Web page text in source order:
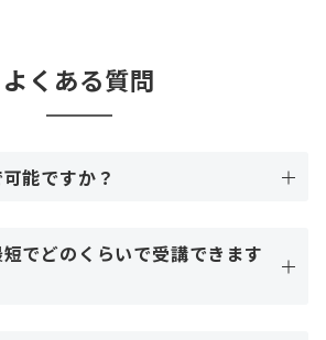
よくある質問
能ですか？
でどのくらいで受講できます